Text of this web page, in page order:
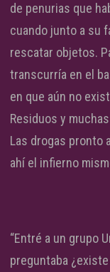
de penurias que
cuando junto a su
rescatar objetos.
transcurría en el
en que aún no
Residuos y
Las drogas pronto
ahí el infierno
“Entré a un grupo
preguntaba